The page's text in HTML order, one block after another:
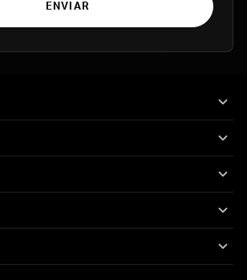
ENVIAR